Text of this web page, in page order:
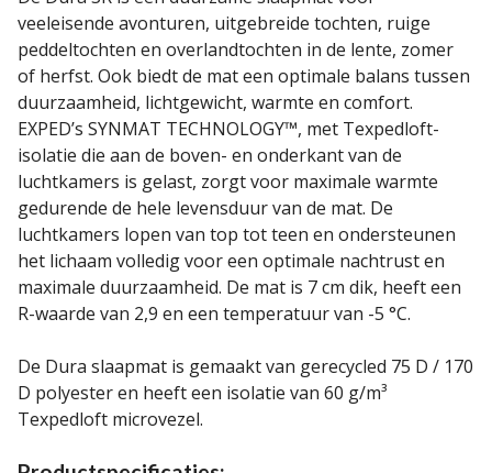
veeleisende avonturen, uitgebreide tochten, ruige
peddeltochten en overlandtochten in de lente, zomer
of herfst. Ook biedt de mat een optimale balans tussen
duurzaamheid, lichtgewicht, warmte en comfort.
EXPED’s SYNMAT TECHNOLOGY™, met Texpedloft-
isolatie die aan de boven- en onderkant van de
luchtkamers is gelast, zorgt voor maximale warmte
gedurende de hele levensduur van de mat. De
luchtkamers lopen van top tot teen en ondersteunen
het lichaam volledig voor een optimale nachtrust en
maximale duurzaamheid. De mat is 7 cm dik, heeft een
R-waarde van 2,9 en een temperatuur van -5 °C.
De Dura slaapmat is gemaakt van gerecycled 75 D / 170
D polyester en heeft een isolatie van 60 g/m³
Texpedloft microvezel.